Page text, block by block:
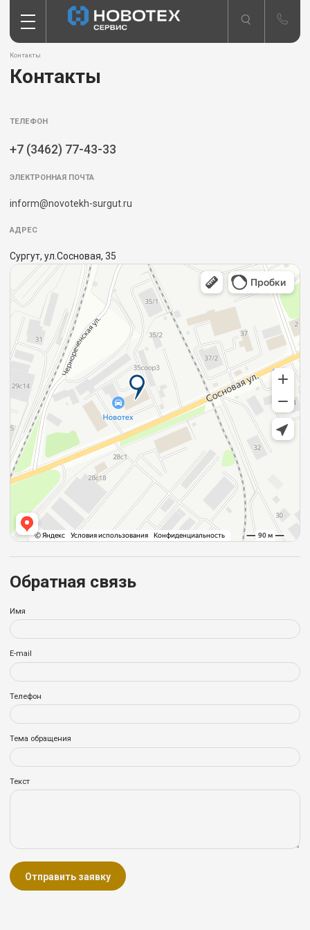
Контакты
Контакты
ТЕЛЕФОН
+7 (3462) 77-43-33
ЭЛЕКТРОННАЯ ПОЧТА
inform@novotekh-surgut.ru
АДРЕС
Сургут, ул.Сосновая, 35
Обратная связь
Имя
E-mail
Телефон
Тема обращения
Текст